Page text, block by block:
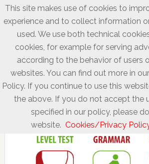
This site makes use of cookies to
experience and to collect information
used. We use both technical
cookies, for example for serving
according to the behavior of users
websites. You can find out more in
Policy. If you continue to use this
the above. If you do not accept the
specified in our policy, please
website. Cookies/Privacy